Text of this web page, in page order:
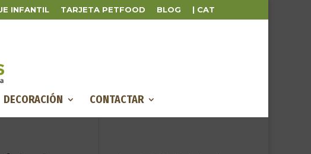
INFANTIL TARJETA PETFOOD BLOG | CAT
DECORACIÓN CONTACTAR